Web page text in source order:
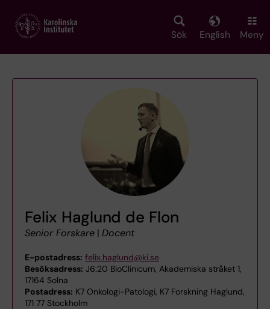
main
Sök English Meny
Felix Haglund de Flon
Senior Forskare | Docent
E-postadress: felix.haglund@ki.se
Besöksadress: J6:20 BioClinicum, Akademiska stråket 1,
17164 Solna
Postadress: K7 Onkologi-Patologi, K7 Forskning Haglund,
171 77 Stockholm